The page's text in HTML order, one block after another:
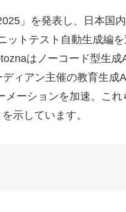
」を発表し、日本国
トテスト自動生成編
はノーコード型生
ィアン主催の教育生成
ーションを加速。こ
示しています。